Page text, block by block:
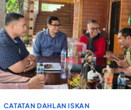
CATATAN DAHLAN ISKAN